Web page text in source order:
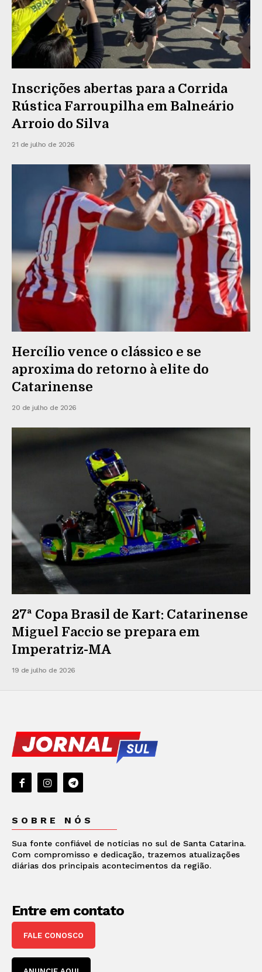
Inscrições abertas para a Corrida
Rústica Farroupilha em Balneário
Arroio do Silva
21 de julho de 2026
Hercílio vence o clássico e se
aproxima do retorno à elite do
Catarinense
20 de julho de 2026
27ª Copa Brasil de Kart: Catarinense
Miguel Faccio se prepara em
Imperatriz-MA
19 de julho de 2026
SOBRE NÓS
Sua fonte confiável de notícias no sul de Santa Catarina.
Com compromisso e dedicação, trazemos atualizações
diárias dos principais acontecimentos da região.
Entre em contato
FALE CONOSCO